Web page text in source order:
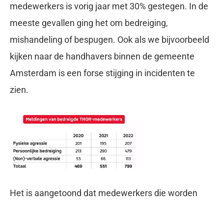
medewerkers is vorig jaar met 30% gestegen. In de
meeste gevallen ging het om bedreiging,
mishandeling of bespugen. Ook als we bijvoorbeeld
kijken naar de handhavers binnen de gemeente
Amsterdam is een forse stijging in incidenten te
zien.
Het is aangetoond dat medewerkers die worden